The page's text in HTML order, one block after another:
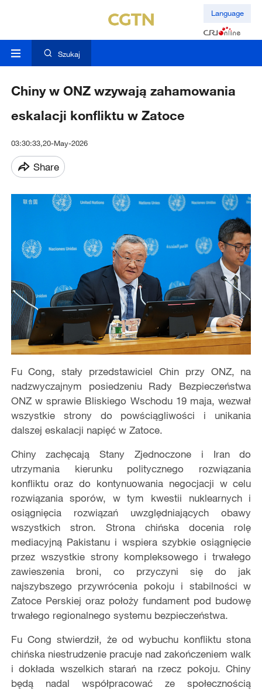
Language
Szukaj
Chiny w ONZ wzywają zahamowania
eskalacji konfliktu w Zatoce
03:30:33,20-May-2026
Share
Fu Cong, stały przedstawiciel Chin przy ONZ, na
nadzwyczajnym posiedzeniu Rady Bezpieczeństwa
ONZ w sprawie Bliskiego Wschodu 19 maja, wezwał
wszystkie strony do powściągliwości i unikania
dalszej eskalacji napięć w Zatoce.
Chiny zachęcają Stany Zjednoczone i Iran do
utrzymania kierunku politycznego rozwiązania
konfliktu oraz do kontynuowania negocjacji w celu
rozwiązania sporów, w tym kwestii nuklearnych i
osiągnięcia rozwiązań uwzględniających obawy
wszystkich stron. Strona chińska docenia rolę
mediacyjną Pakistanu i wspiera szybkie osiągnięcie
przez wszystkie strony kompleksowego i trwałego
zawieszenia broni, co przyczyni się do jak
najszybszego przywrócenia pokoju i stabilności w
Zatoce Perskiej oraz położy fundament pod budowę
trwałego regionalnego systemu bezpieczeństwa.
Fu Cong stwierdził, że od wybuchu konfliktu stona
chińska niestrudzenie pracuje nad zakończeniem walk
i dokłada wszelkich starań na rzecz pokoju. Chiny
będą nadal współpracować ze społecznością